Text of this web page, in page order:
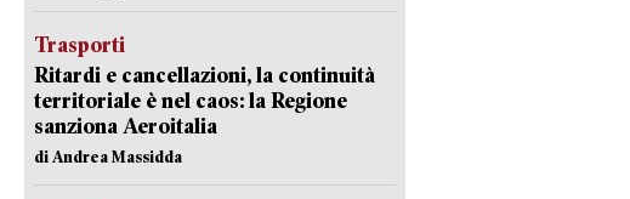
Trasporti
Ritardi e cancellazioni, la continuità
territoriale è nel caos: la Regione
sanziona Aeroitalia
di Andrea Massidda